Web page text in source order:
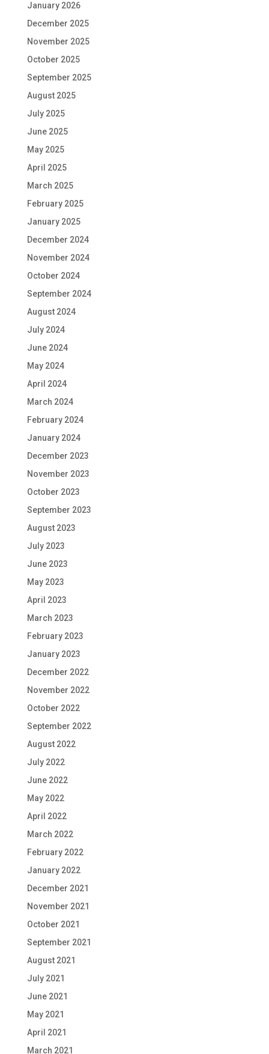
January 2026
December 2025
November 2025
October 2025
September 2025
August 2025
July 2025
June 2025
May 2025
April 2025
March 2025
February 2025
January 2025
December 2024
November 2024
October 2024
September 2024
August 2024
July 2024
June 2024
May 2024
April 2024
March 2024
February 2024
January 2024
December 2023
November 2023
October 2023
September 2023
August 2023
July 2023
June 2023
May 2023
April 2023
March 2023
February 2023
January 2023
December 2022
November 2022
October 2022
September 2022
August 2022
July 2022
June 2022
May 2022
April 2022
March 2022
February 2022
January 2022
December 2021
November 2021
October 2021
September 2021
August 2021
July 2021
June 2021
May 2021
April 2021
March 2021